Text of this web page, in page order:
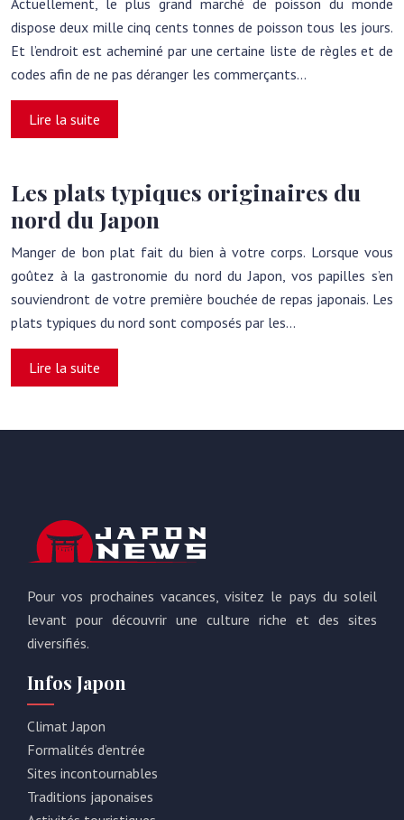
dispose deux mille cinq cents tonnes de poisson tous les jours.
Et l’endroit est acheminé par une certaine liste de règles et de
codes afin de ne pas déranger les commerçants…
Lire la suite
Les plats typiques originaires du
nord du Japon
Manger de bon plat fait du bien à votre corps. Lorsque vous
goûtez à la gastronomie du nord du Japon, vos papilles s’en
souviendront de votre première bouchée de repas japonais. Les
plats typiques du nord sont composés par les…
Lire la suite
Pour vos prochaines vacances, visitez le pays du soleil
levant pour découvrir une culture riche et des sites
diversifiés.
Infos Japon
Climat Japon
Formalités d’entrée
Sites incontournables
Traditions japonaises